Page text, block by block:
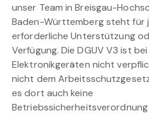
unser Team in Breisgau-
Baden-Württemberg steht für
erforderliche Unterstützung
Verfügung. Die DGUV V3 ist
Elektronikgeräten nicht
nicht dem
es dort auch keine